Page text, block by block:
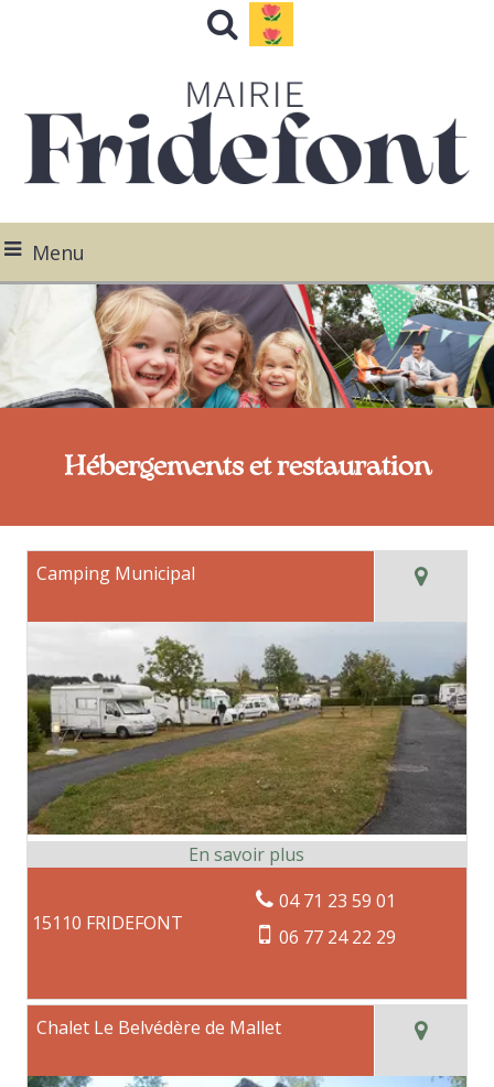
Menu
Hébergements et restauration
Camping Municipal
15110 FRIDEFONT
04 71 23 59 01
06 77 24 22 29
Chalet Le Belvédère de Mallet